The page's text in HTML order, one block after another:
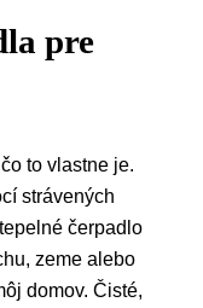
pre
to vlastne je.
strávených
čerpadlo
zeme alebo
domov. Čisté,